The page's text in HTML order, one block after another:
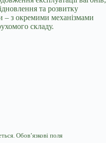
та розвитку
– з окремими механізмами
складу.
Обов’язкові поля